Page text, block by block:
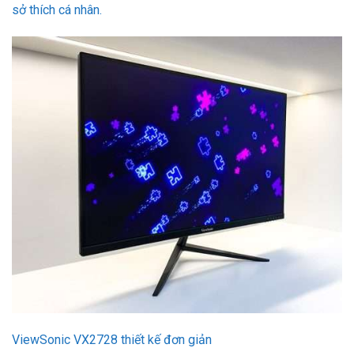
sở thích cá nhân.
ViewSonic VX2728 thiết kế đơn giản